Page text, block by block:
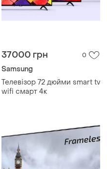
37000 грн 0
Samsung
Телевізор 72 дюйми smart tv
wifi смарт 4к